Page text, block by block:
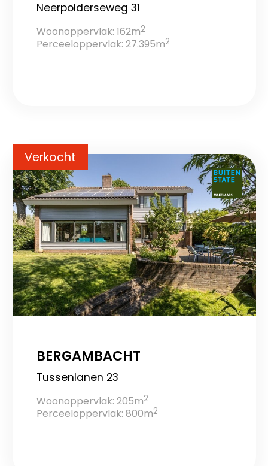
Neerpolderseweg 31
Woonoppervlak: 162m2
Perceeloppervlak: 27.395m2
Verkocht
BERGAMBACHT
Tussenlanen 23
Woonoppervlak: 205m2
Perceeloppervlak: 800m2